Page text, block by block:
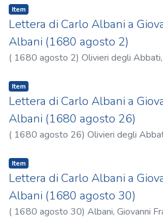
Item
Lettera di Carlo Albani a
Albani (1680 agosto 2)
( 1680 agosto 2) Olivieri degli
Item
Lettera di Carlo Albani a
Albani (1680 agosto 26)
( 1680 agosto 26) Olivieri degli
Item
Lettera di Carlo Albani a
Albani (1680 agosto 30)
( 1680 agosto 30) Albani, Giovanni